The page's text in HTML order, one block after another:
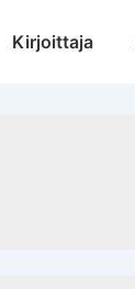
Kirjoittaja